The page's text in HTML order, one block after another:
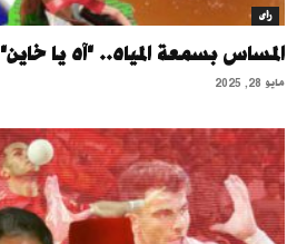
رأى
المساس بسمعة المياه.. "آه يا خاين"
مايو 28, 2025